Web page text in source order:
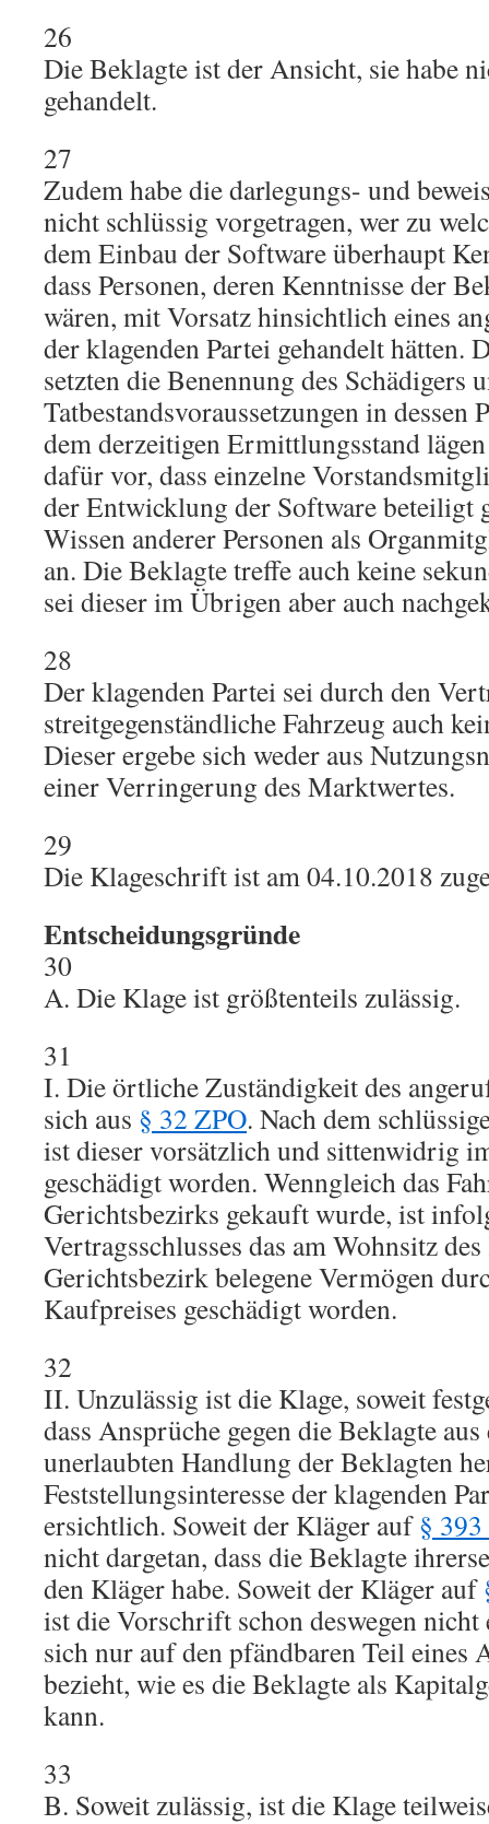
26
Die Beklagte ist der Ansicht, sie habe
gehandelt.
27
Zudem habe die darlegungs- und
nicht schlüssig vorgetragen, wer zu
dem Einbau der Software überhaupt
dass Personen, deren Kenntnisse der
wären, mit Vorsatz hinsichtlich eines
der klagenden Partei gehandelt hätten.
setzten die Benennung des Schädigers
Tatbestandsvoraussetzungen in dessen
dem derzeitigen Ermittlungsstand
dafür vor, dass einzelne
der Entwicklung der Software beteiligt
Wissen anderer Personen als
an. Die Beklagte treffe auch keine
sei dieser im Übrigen aber auch
28
Der klagenden Partei sei durch den
streitgegenständliche Fahrzeug auch
Dieser ergebe sich weder aus
einer Verringerung des Marktwertes.
29
Die Klageschrift ist am 04.10.2018
Entscheidungsgründe
30
A. Die Klage ist größtenteils zulässig.
31
I. Die örtliche Zuständigkeit des
sich aus § 32 ZPO. Nach dem
ist dieser vorsätzlich und sittenwidrig
geschädigt worden. Wenngleich das
Gerichtsbezirks gekauft wurde, ist
Vertragsschlusses das am Wohnsitz
Gerichtsbezirk belegene Vermögen
Kaufpreises geschädigt worden.
32
II. Unzulässig ist die Klage, soweit
dass Ansprüche gegen die Beklagte
unerlaubten Handlung der Beklagten
Feststellungsinteresse der klagenden
ersichtlich. Soweit der Kläger auf§
nicht dargetan, dass die Beklagte
den Kläger habe. Soweit der Kläger auf
ist die Vorschrift schon deswegen
sich nur auf den pfändbaren Teil eines
bezieht, wie es die Beklagte als
kann.
33
B. Soweit zulässig, ist die Klage